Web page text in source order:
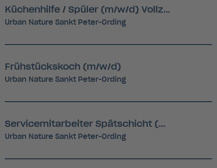
Küchenhilfe / Spüler (m/w/d) Vollzeit oder Teilzeit
Urban Nature Sankt Peter-Ording
Frühstückskoch (m/w/d)
Urban Nature Sankt Peter-Ording
Servicemitarbeiter Spätschicht (m/w/d) nach Absprache
Urban Nature Sankt Peter-Ording